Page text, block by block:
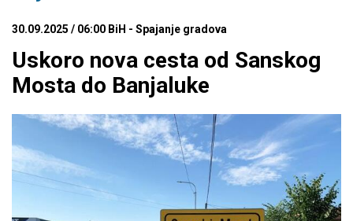
30.09.2025 / 06:00 BiH - Spajanje gradova
Uskoro nova cesta od Sanskog
Mosta do Banjaluke